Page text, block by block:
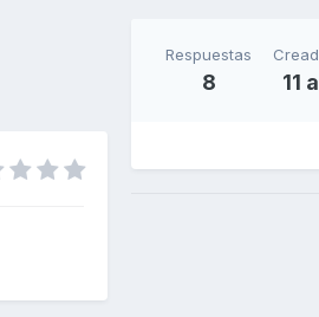
Respuestas
8 11 a